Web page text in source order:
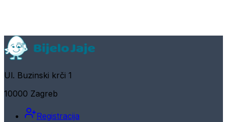
Ul. Buzinski krči 1
10000 Zagreb
Registracija